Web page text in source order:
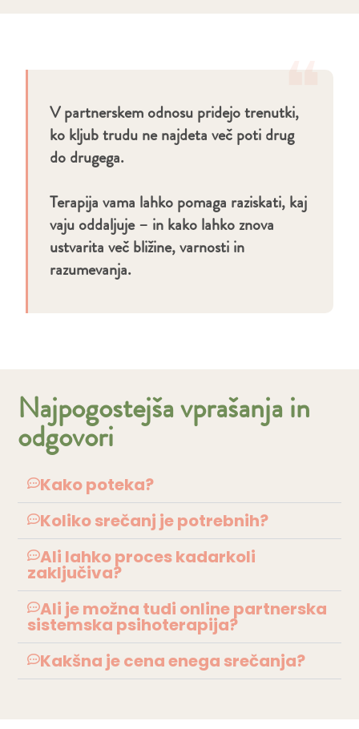
V partnerskem odnosu pridejo trenutki,
ko kljub trudu ne najdeta več poti drug
do drugega.
Terapija vama lahko pomaga raziskati, kaj
vaju oddaljuje – in kako lahko znova
ustvarita več bližine, varnosti in
razumevanja.
❝
Najpogostejša vprašanja in
odgovori
Kako poteka?
Koliko srečanj je potrebnih?
Ali lahko proces kadarkoli
zaključiva?
Ali je možna tudi online partnerska
sistemska psihoterapija?
Kakšna je cena enega srečanja?